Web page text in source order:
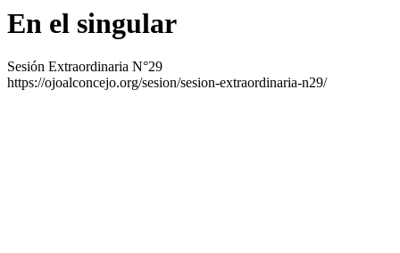
En el singular
Sesión Extraordinaria N°29
https://ojoalconcejo.org/sesion/sesion-extraordinaria-n29/